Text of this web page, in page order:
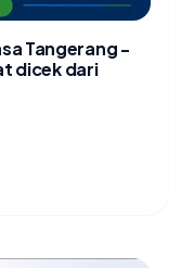
Tangerang -
dicek dari